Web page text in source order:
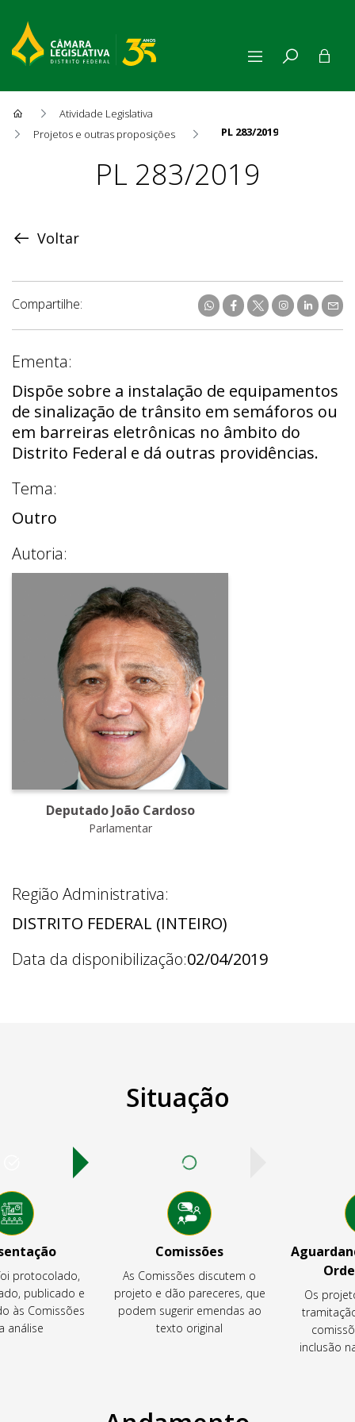
Atividade Legislativa
Projetos e outras proposições
PL 283/2019
ProposiçãoPL 283/2019
Voltar
Compartilhe:
Ementa:
Dispõe sobre a instalação de equipamentos
de sinalização de trânsito em semáforos ou
em barreiras eletrônicas no âmbito do
Distrito Federal e dá outras providências.
Tema:
Outro
Autoria:
Deputado João Cardoso
Parlamentar
Região Administrativa:
DISTRITO FEDERAL (INTEIRO)
Data da disponibilização:02/04/2019
Situação
protocolado,
publicado e
às Comissões
análise
Comissões
As Comissões discutem o
projeto e dão pareceres, que
podem sugerir emendas ao
texto original
Os
inclusão